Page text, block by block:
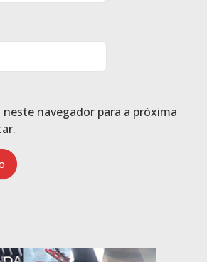
neste navegador para a próxima